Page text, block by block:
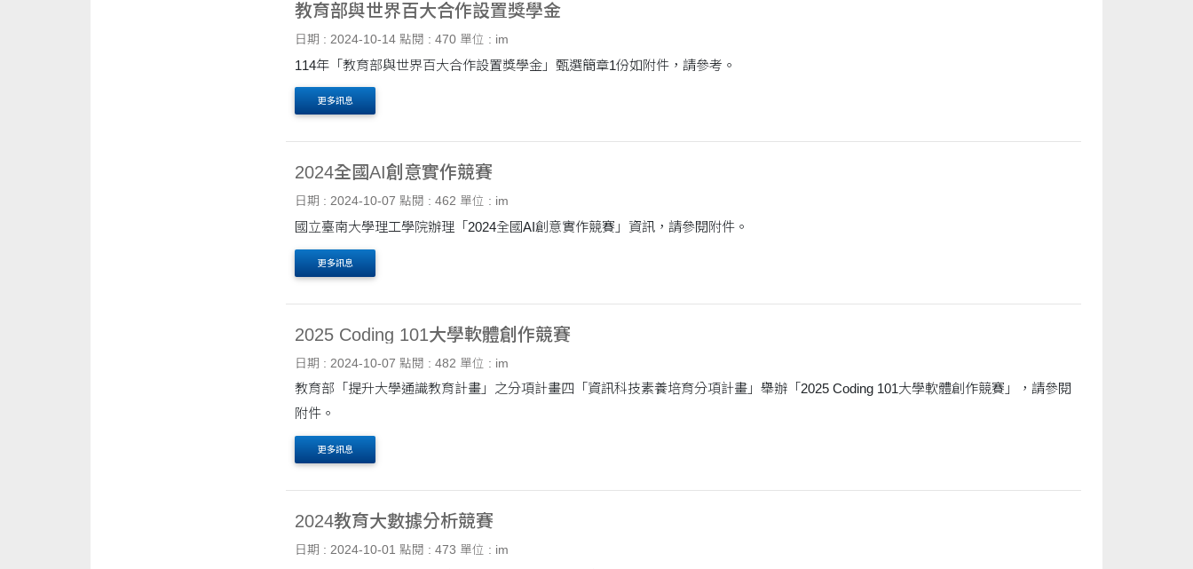
教育部與世界百大合作設置獎學金
日期 : 2024-10-14 點閱 : 470 單位 : im
更多訊息
2024全國AI創意實作競賽
日期 : 2024-10-07 點閱 : 462 單位 : im
國立臺南大學理工學院辦理「2024全國AI創意實作競賽」資訊，請參閱附件。
更多訊息
2025 Coding 101大學軟體創作競賽
日期 : 2024-10-07 點閱 : 482 單位 : im
教育部「提升大學通識教育計畫」之分項計畫四「資訊科技素養培育分項計畫」舉辦「2025 Coding 101大學軟體創作競賽」，請參閱
更多訊息
2024教育大數據分析競賽
日期 : 2024-10-01 點閱 : 473 單位 : im